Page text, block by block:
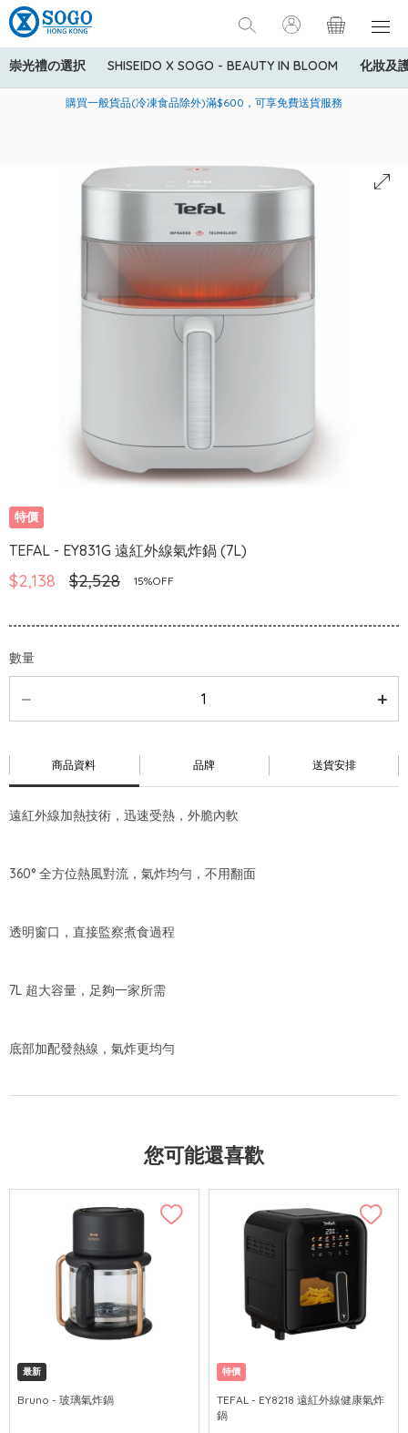
崇光禮の選択 SHISEIDO X SOGO - BEAUTY IN BLOOM 化妝及
美國運通Explorer®信用卡會員購物禮遇：高達5%簽賬回贈！
購買一般貨品(冷凍食品除外)滿$600，可享免費送貨服務
寄送中國內地服務只適用於指定商品，若訂單金額少於HK$600(折
特價
TEFAL - EY831G 遠紅外線氣炸鍋 (7L)
$2,138 $2,528 15%OFF
數量
商品資料 品牌 送貨安排
遠紅外線加熱技術，迅速受熱，外脆內軟
360° 全方位熱風對流，氣炸均勻，不用翻面
透明窗口，直接監察煮食過程
7L 超大容量，足夠一家所需
底部加配發熱線，氣炸更均勻
您可能還喜歡
最新
Bruno - 玻璃氣炸鍋
特價
TEFAL - EY8218 遠紅外線健康氣炸
鍋